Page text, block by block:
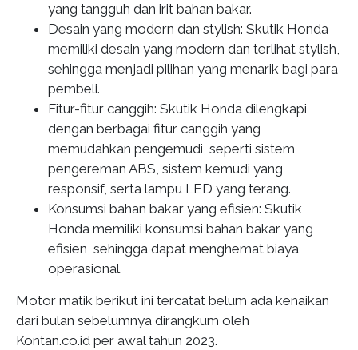
yang tangguh dan irit bahan bakar.
Desain yang modern dan stylish: Skutik Honda
memiliki desain yang modern dan terlihat stylish,
sehingga menjadi pilihan yang menarik bagi para
pembeli.
Fitur-fitur canggih: Skutik Honda dilengkapi
dengan berbagai fitur canggih yang
memudahkan pengemudi, seperti sistem
pengereman ABS, sistem kemudi yang
responsif, serta lampu LED yang terang.
Konsumsi bahan bakar yang efisien: Skutik
Honda memiliki konsumsi bahan bakar yang
efisien, sehingga dapat menghemat biaya
operasional.
Motor matik berikut ini tercatat belum ada kenaikan
dari bulan sebelumnya dirangkum oleh
Kontan.co.id per awal tahun 2023.